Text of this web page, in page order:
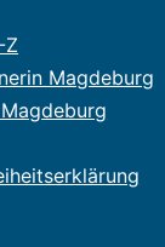
Z
Magdeburg